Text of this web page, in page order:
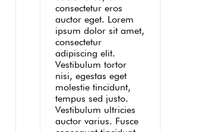
consectetur eros
auctor eget. Lorem
ipsum dolor sit amet,
consectetur
adipiscing elit.
Vestibulum tortor
nisi, egestas eget
molestie tincidunt,
tempus sed justo.
Vestibulum ultricies
auctor varius. Fusce